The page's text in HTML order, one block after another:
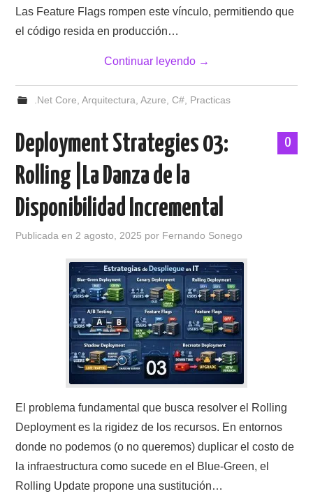
Las Feature Flags rompen este vínculo, permitiendo que
el código resida en producción…
Continuar leyendo →
.Net Core, Arquitectura, Azure, C#, Practicas
0
Deployment Strategies 03:
Rolling |La Danza de la
Disponibilidad Incremental
Publicada en2 agosto, 2025 por Fernando Sonego
El problema fundamental que busca resolver el Rolling
Deployment es la rigidez de los recursos. En entornos
donde no podemos (o no queremos) duplicar el costo de
la infraestructura como sucede en el Blue-Green, el
Rolling Update propone una sustitución…